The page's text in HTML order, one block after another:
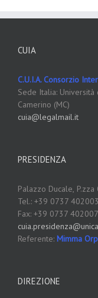
CUIA
C.U.I.A. Consorzio
Sede Italia:
Camerino (MC)
cuia@legalmail.it
PRESIDENZA
Palazzo Ducale,
Tel.: +39 0737 402003
Fax: +39 0737 402007
Referente: Mimma
DIREZIONE